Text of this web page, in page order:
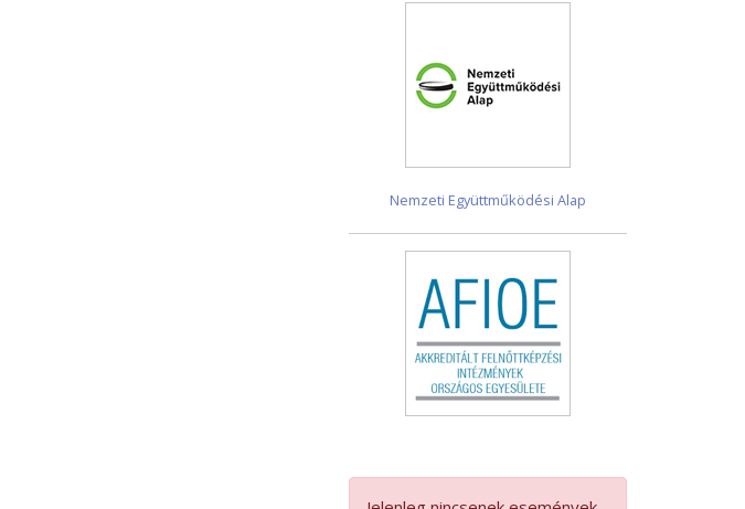
Nemzeti Együttműködési Alap